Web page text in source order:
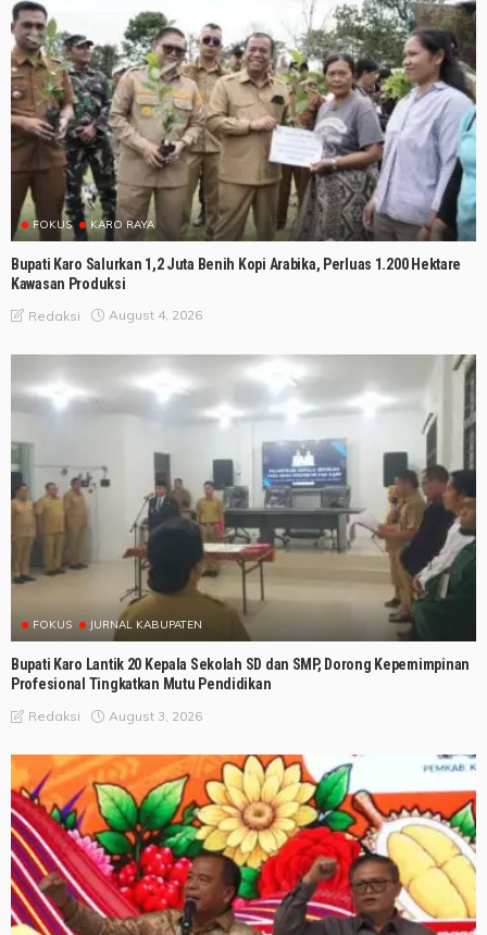
FOKUS KARO RAYA
Bupati Karo Salurkan 1,2 Juta Benih Kopi Arabika, Perluas 1.200 Hektare
Kawasan Produksi
Redaksi August 4, 2026
FOKUS JURNAL KABUPATEN
Bupati Karo Lantik 20 Kepala Sekolah SD dan SMP, Dorong Kepemimpinan
Profesional Tingkatkan Mutu Pendidikan
Redaksi August 3, 2026